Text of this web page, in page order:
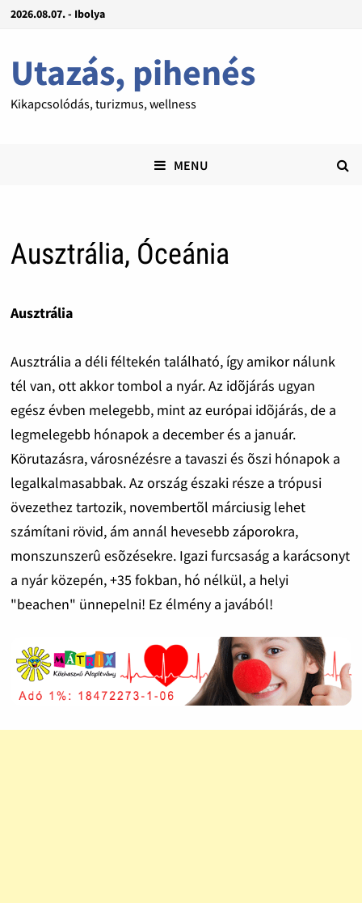
2026.08.07. - Ibolya
Utazás, pihenés
Kikapcsolódás, turizmus, wellness
MENU
Ausztrália, Óceánia
Ausztrália
Ausztrália a déli féltekén található, így amikor nálunk
tél van, ott akkor tombol a nyár. Az idõjárás ugyan
egész évben melegebb, mint az európai idõjárás, de a
legmelegebb hónapok a december és a január.
Körutazásra, városnézésre a tavaszi és õszi hónapok a
legalkalmasabbak. Az ország északi része a trópusi
övezethez tartozik, novembertõl márciusig lehet
számítani rövid, ám annál hevesebb záporokra,
monszunszerû esõzésekre. Igazi furcsaság a karácsonyt
a nyár közepén, +35 fokban, hó nélkül, a helyi
"beachen" ünnepelni! Ez élmény a javából!